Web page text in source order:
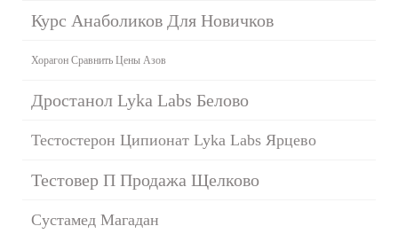
Курс Анаболиков Для Новичков
Хорагон Сравнить Цены Азов
Дростанол Lyka Labs Белово
Тестостерон Ципионат Lyka Labs Ярцево
Тестовер П Продажа Щелково
Сустамед Магадан